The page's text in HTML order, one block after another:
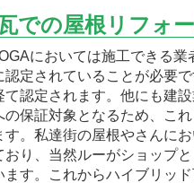
での屋根リフォ
においては施工できる業
認定されていることが必要
認定されます。他にも建
保証対象となるため、こ
。私達街の屋根やさんに
り、当然ルーがショップ
す。これからハイブリッ